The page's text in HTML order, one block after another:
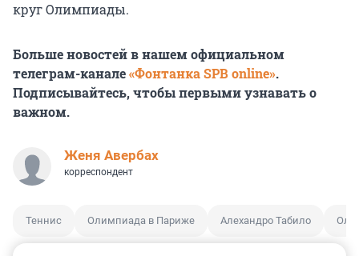
круг Олимпиады.
Больше новостей в нашем официальном
телеграм-канале«Фонтанка SPB online».
Подписывайтесь, чтобы первыми узнавать о
важном.
Женя Авербах
корреспондент
Теннис Олимпиада в Париже Алехандро Табило